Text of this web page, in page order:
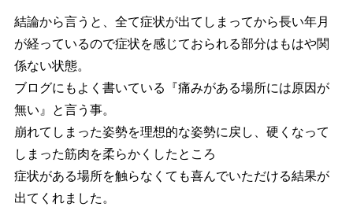
結論から言うと、全て症状が出てしまってから長い年月
が経っているので症状を感じておられる部分はもはや関
係ない状態。
ブログにもよく書いている『痛みがある場所には原因が
無い』と言う事。
崩れてしまった姿勢を理想的な姿勢に戻し、硬くなって
しまった筋肉を柔らかくしたところ
症状がある場所を触らなくても喜んでいただける結果が
出てくれました。